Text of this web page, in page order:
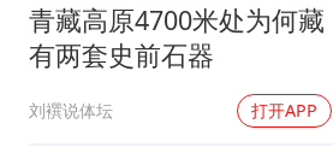
青藏高原4700米处为何藏
有两套史前石器
刘襈说体坛 打开APP